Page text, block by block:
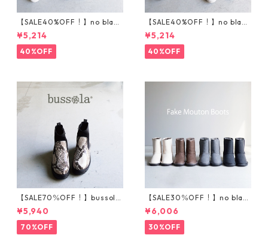
【SALE40%OFF！】no bland
ニットスニーカー T5001
¥5,214
40%OFF
【SALE40%OFF！】no bland
サイドゴアハイカットスニ
ーカー T5002
¥5,214
40%OFF
【SALE70％OFF！】bussola
ブソラ パイソン柄ストレ
ッチショートブーツ 935540
¥5,940
70%OFF
【SALE30％OFF！】no blan
d フェイクムートンブーツ
201-1
¥6,006
30%OFF